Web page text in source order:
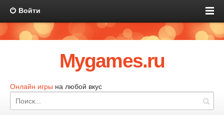
Войти
Mygames.ru
Онлайн игры на любой вкус